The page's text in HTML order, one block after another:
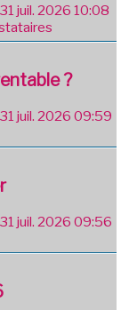
juil. 2026 10:08
?
juil. 2026 09:59
juil. 2026 09:56